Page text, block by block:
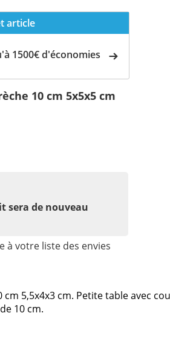
article
1500€ d'économies
10 cm 5x5x5 cm
sera de nouveau
à votre liste des envies
5,5x4x3 cm. Petite table avec
10 cm.